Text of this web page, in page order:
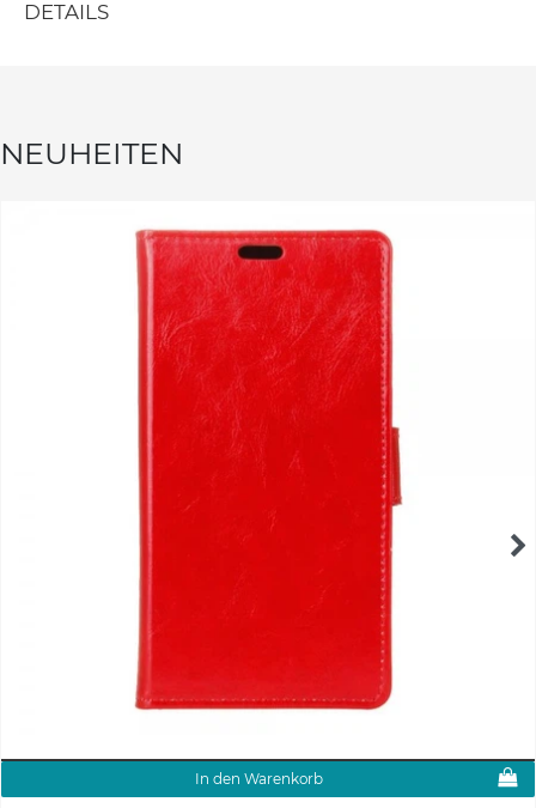
DETAILS
NEUHEITEN
In den Warenkorb